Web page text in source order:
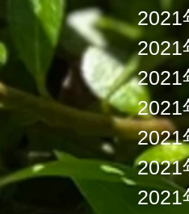
2021
2021
2021
2021
2021
2021
2021